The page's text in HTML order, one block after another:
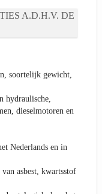
A.D.H.V. DE
soortelijk gewicht,
hydraulische,
dieselmotoren en
Nederlands en in
asbest, kwartsstof